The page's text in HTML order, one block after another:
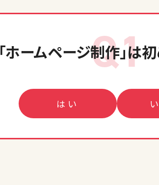
Q1
「ホームページ制作」は
はい